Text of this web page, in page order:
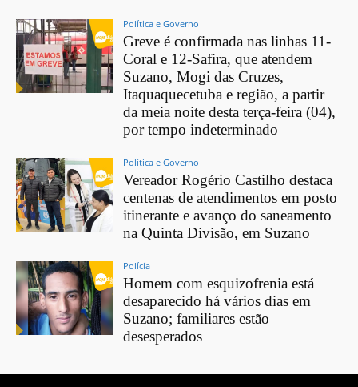
Política e Governo
Greve é confirmada nas linhas 11-
Coral e 12-Safira, que atendem
Suzano, Mogi das Cruzes,
Itaquaquecetuba e região, a partir
da meia noite desta terça-feira (04),
por tempo indeterminado
Política e Governo
Vereador Rogério Castilho destaca
centenas de atendimentos em posto
itinerante e avanço do saneamento
na Quinta Divisão, em Suzano
Polícia
Homem com esquizofrenia está
desaparecido há vários dias em
Suzano; familiares estão
desesperados